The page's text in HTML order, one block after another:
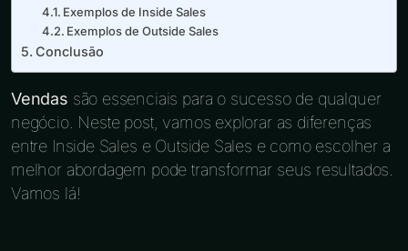
Exemplos de Inside Sales
Exemplos de Outside Sales
Conclusão
Vendas são essenciais para o sucesso de qualquer
negócio. Neste post, vamos explorar as diferenças
entre Inside Sales e Outside Sales e como escolher a
melhor abordagem pode transformar seus resultados.
Vamos lá!